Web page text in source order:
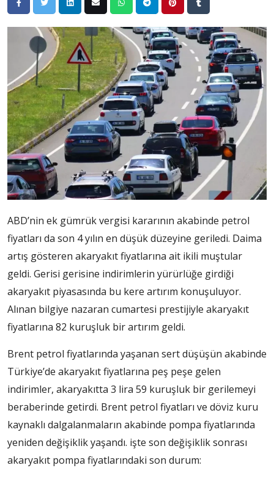
ABD’nin ek gümrük vergisi kararının akabinde petrol
fiyatları da son 4 yılın en düşük düzeyine geriledi. Daima
artış gösteren akaryakıt fiyatlarına ait ikili muştular
geldi. Gerisi gerisine indirimlerin yürürlüğe girdiği
akaryakıt piyasasında bu kere artırım konuşuluyor.
Alınan bilgiye nazaran cumartesi prestijiyle akaryakıt
fiyatlarına 82 kuruşluk bir artırım geldi.
Brent petrol fiyatlarında yaşanan sert düşüşün akabinde
Türkiye’de akaryakıt fiyatlarına peş peşe gelen
indirimler, akaryakıtta 3 lira 59 kuruşluk bir gerilemeyi
beraberinde getirdi. Brent petrol fiyatları ve döviz kuru
kaynaklı dalgalanmaların akabinde pompa fiyatlarında
yeniden değişiklik yaşandı. işte son değişiklik sonrası
akaryakıt pompa fiyatlarındaki son durum: